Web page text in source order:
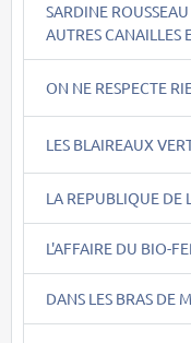
SARDINE
AUTRES CANAILLES
ON NE RESPECTE
LES BLAIREAUX
LA REPUBLIQUE DE
L'AFFAIRE DU BIO-
DANS LES BRAS DE